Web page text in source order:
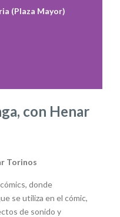
(Plaza Mayor)
con Henar
Torinos
donde
se utiliza en el cómic,
de sonido y